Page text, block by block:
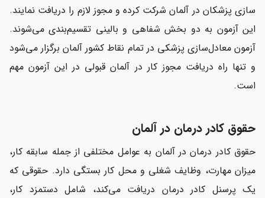
سازی پزشکان در آلمان شرکت کرده و مجوز لازم را دریافت نمایند.
این آزمون به دو بخش شفاهی و بالینی تقسیم‌بندی می‌شوند.
آزمون معادل‌سازی پزشکی در تمام نقاط کشور آلمان برگزار می‌شود
و تنها راه دریافت مجوز کار در آلمان قبولی در این آزمون مهم
است.
حقوق کادر درمان در آلمان
حقوق کادر درمان در آلمان به عوامل مختلفی از جمله سابقه کار،
میزان مهارت، وظایف شغلی و محل کار بستگی دارد. حقوقی که
یک پرسنل کادر درمان دریافت می‌کند، شامل دستمزد کار،